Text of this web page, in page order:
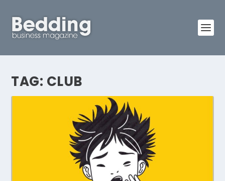
TAG: CLUB